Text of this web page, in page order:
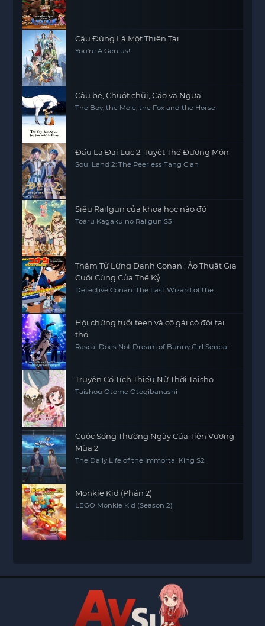
Cậu Đúng Là Một Thiên Tài
You're A Genius!
Cậu bé, Chuột chũi, Cáo và Ngựa
The Boy, the Mole, the Fox and the Horse
Đấu La Đại Lục 2: Tuyệt Thế Đường Môn
Soul Land 2: The Peerless Tang Clan
Siêu Railgun của khoa học nào đó
Toaru Kagaku no Railgun S3
Thám Tử Lừng Danh Conan : Ảo Thuật Gia
Cuối Cùng Của Thế Kỷ
Detective Conan: The Last Wizard of the
Hội chứng tuổi teen và cô gái có đôi tai
thỏ
Rascal Does Not Dream of Bunny Girl Senpai
Truyện Cổ Tích Thiếu Nữ Thời Taisho
Taishou Otome Otogibanashi
Cuộc Sống Thường Ngày Của Tiên Vương
Mùa 2
The Daily Life of the Immortal King S2
Monkie Kid (Phần 2)
LEGO Monkie Kid (Season 2)